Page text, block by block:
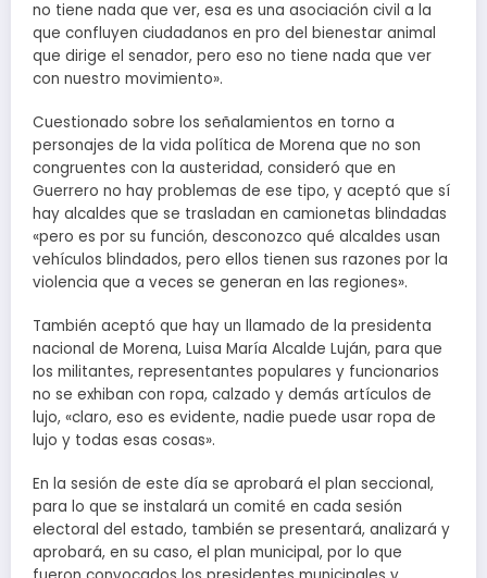
no tiene nada que ver, esa es una asociación civil a la
que confluyen ciudadanos en pro del bienestar animal
que dirige el senador, pero eso no tiene nada que ver
con nuestro movimiento».
Cuestionado sobre los señalamientos en torno a
personajes de la vida política de Morena que no son
congruentes con la austeridad, consideró que en
Guerrero no hay problemas de ese tipo, y aceptó que sí
hay alcaldes que se trasladan en camionetas blindadas
«pero es por su función, desconozco qué alcaldes usan
vehículos blindados, pero ellos tienen sus razones por la
violencia que a veces se generan en las regiones».
También aceptó que hay un llamado de la presidenta
nacional de Morena, Luisa María Alcalde Luján, para que
los militantes, representantes populares y funcionarios
no se exhiban con ropa, calzado y demás artículos de
lujo, «claro, eso es evidente, nadie puede usar ropa de
lujo y todas esas cosas».
En la sesión de este día se aprobará el plan seccional,
para lo que se instalará un comité en cada sesión
electoral del estado, también se presentará, analizará y
aprobará, en su caso, el plan municipal, por lo que